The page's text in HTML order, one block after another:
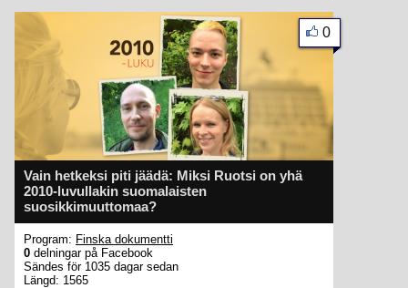
Vain hetkeksi piti jäädä: Miksi Ruotsi on yhä
2010-luvullakin suomalaisten
suosikkimuuttomaa?
0
Program: Finska dokumentti
0 delningar på Facebook
Sändes för 1035 dagar sedan
Längd: 1565